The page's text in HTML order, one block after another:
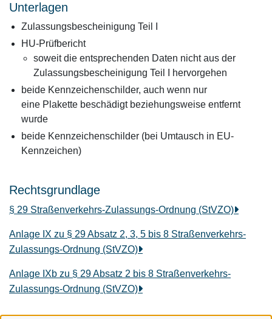
Unterlagen
Zulassungsbescheinigung Teil I
HU-Prüfbericht
soweit die entsprechenden Daten nicht aus der
Zulassungsbescheinigung Teil I hervorgehen
beide Kennzeichenschilder, auch wenn nur
eine Plakette beschädigt beziehungsweise entfernt
wurde
beide Kennzeichenschilder (bei Umtausch in EU-
Kennzeichen)
Rechtsgrundlage
§ 29 Straßenverkehrs-Zulassungs-Ordnung (StVZO)
Anlage IX zu § 29 Absatz 2, 3, 5 bis 8 Straßenverkehrs-
Zulassungs-Ordnung (StVZO)
Anlage IXb zu § 29 Absatz 2 bis 8 Straßenverkehrs-
Zulassungs-Ordnung (StVZO)